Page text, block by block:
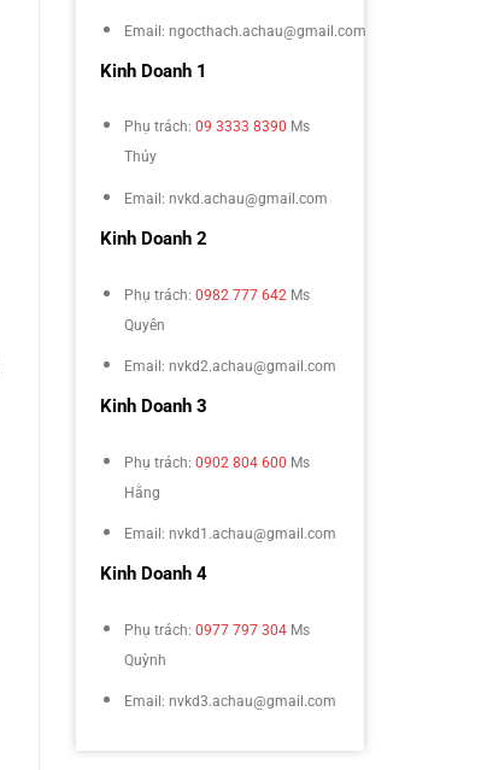
Email: ngocthach.achau@gmail.com
Kinh Doanh 1
Phụ trách: 09 3333 8390 Ms
Thúy
Email: nvkd.achau@gmail.com
Kinh Doanh 2
Phụ trách: 0982 777 642 Ms
Quyên
Email: nvkd2.achau@gmail.com
Kinh Doanh 3
Phụ trách: 0902 804 600 Ms
Hằng
Email: nvkd1.achau@gmail.com
Kinh Doanh 4
Phụ trách: 0977 797 304 Ms
Quỳnh
Email: nvkd3.achau@gmail.com